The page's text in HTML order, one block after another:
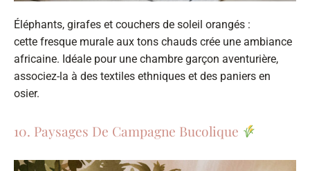
Éléphants, girafes et couchers de soleil orangés :
cette fresque murale aux tons chauds crée une ambiance
africaine. Idéale pour une chambre garçon aventurière,
associez-la à des textiles ethniques et des paniers en
osier.
10. Paysages De Campagne Bucolique